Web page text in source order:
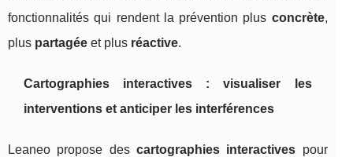
fonctionnalités qui rendent la prévention plus concrète,
plus partagée et plus réactive.
Cartographies interactives : visualiser les
interventions et anticiper les interférences
Leaneo propose des cartographies interactives pour